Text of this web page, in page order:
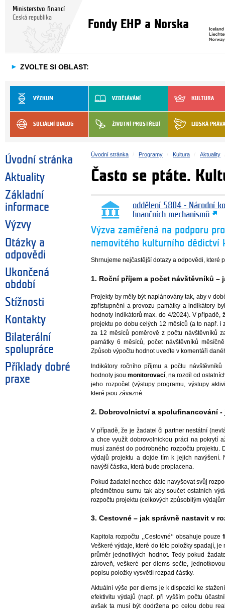
Ministerstvo financí
Česká republika
Fondy EHP a Norska
► ZVOLTE SI OBLAST:
VÝZKUM VZDĚLÁVÁNÍ KULTURA
SOCIÁLNÍ DIALOG ŽIVOTNÍ PROSTŘEDÍ LIDSKÁ PRÁVA
Úvodní stránka
Aktuality
Základní
informace
Výzvy
Otázky a
odpovědi
Ukončená
období
Stížnosti
Kontakty
Bilaterální
spolupráce
Příklady dobré
praxe
Úvodní stránka Programy Kultura Aktuality
Často se ptáte.
oddělení 5804 - Národní
finančních mechanismů
Výzva zaměřená na podporu
nemovitého kulturního dědictví
Shrnujeme nejčastější dotazy a odpovědi, které
1. Roční příjem a počet návštěvníků –
Projekty by měly být naplánovány tak, aby v
zpřístupnění a provozu památky a indikátory
hodnoty indikátorů max. do 4/2024). V
projektu po dobu celých 12 měsíců (a to např.
za 12 měsíců poměrově z počtu návštěvníků
památky 6 měsíců, počet návštěvníků
Způsob výpočtu hodnot uveďte v komentáři
Indikátory ročního příjmu a počtu
hodnoty jsoumonitorovací, na rozdíl od
jeho rozpočet (výstupy programu, výstupy
které jsou závazné.
2. Dobrovolnictví a spolufinancování
V případě, že je žadatel či partner nestátní
a chce využít dobrovolnickou práci na pokrytí
musí zanést do podrobného rozpočtu projektu.
výdajů projektu a dojde tím k jejich navýšení.
navýší částka, která bude proplacena.
Pokud žadatel nechce dále navyšovat svůj
předmětnou sumu tak aby součet ostatních
rozpočtu projektu (celkových způsobilým
3. Cestovné – jak správně nastavit v
Kapitola rozpočtu ,,Cestovné‘‘ obsahuje
Veškeré výdaje, které do této položky spadají,
průměr jednotlivých hodnot. Tedy pokud
zároveň, veškeré per diems sečte,
popisu položky vysvětlí rozpad částky.
Aktuální výše per diems je k dispozici ke
efektivitu výdajů (např. při vyšším počtu
avšak ta musí být dodržena po celou dobu